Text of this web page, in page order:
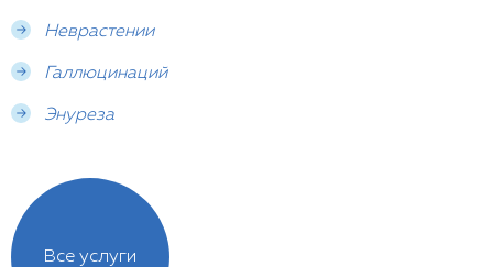
Неврастении
Галлюцинаций
Энуреза
Все услуги